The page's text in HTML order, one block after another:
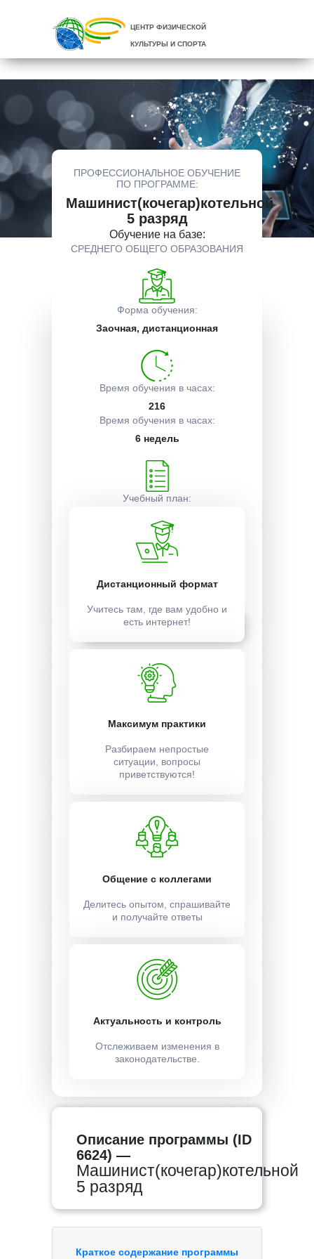
ЦЕНТР ФИЗИЧЕСКОЙ
КУЛЬТУРЫ И СПОРТА
ПРОФЕССИОНАЛЬНОЕ ОБУЧЕНИЕ
ПО ПРОГРАММЕ:
Машинист(кочегар)котельной
5 разряд
Обучение на базе:
СРЕДНЕГО ОБЩЕГО ОБРАЗОВАНИЯ
Форма обучения:
Заочная, дистанционная
Время обучения в часах:
216
Время обучения в часах:
6 недель
Учебный план:
12000 ₽
Записаться
Описание курса
Получаемые документы
Дистанционный формат
Учитесь там, где вам удобно и
есть интернет!
Максимум практики
Разбираем непростые
ситуации, вопросы
приветствуются!
Общение с коллегами
Делитесь опытом, спрашивайте
и получайте ответы
Актуальность и контроль
Отслеживаем изменения в
законодательстве.
Описание программы (ID
6624) —
Машинист(кочегар)котельной
5 разряд
Краткое содержание программы